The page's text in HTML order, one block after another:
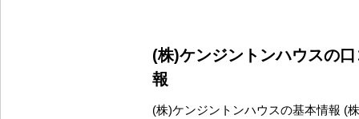
(株)ケンジントンハウスの
報
(株)ケンジントンハウスの基本情報 (